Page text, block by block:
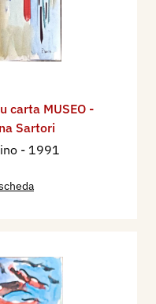
carta MUSEO -
Sartori
- 1991